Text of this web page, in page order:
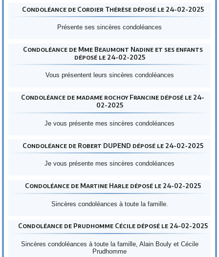
Condoléance de Cordier Thérèse déposé le 24-02-2025
Présente ses sincères condoléances
Condoléance de Mme Beaumont Nadine et ses enfants
déposé le 24-02-2025
Vous présentent leurs sincères condoléances
Condoléance de madame rochoy Francine déposé le 24-
02-2025
Je vous présente mes sincères condoléances
Condoléance de Robert DUPEND déposé le 24-02-2025
Je vous présente mes sincères condoléances
Condoléance de Martine Harle déposé le 24-02-2025
Sincères condoléances à toute la famille.
Condoléance de Prudhomme Cécile déposé le 24-02-2025
Sincères condoléances à toute la famille, Alain Bouly et Cécile
Prudhomme